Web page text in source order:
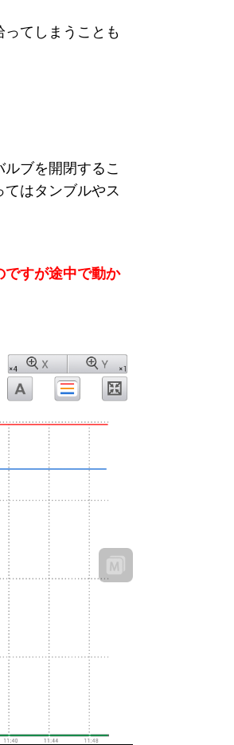
てしまうことも
ブを開閉するこ
はタンブルやス
ですが途中で動か